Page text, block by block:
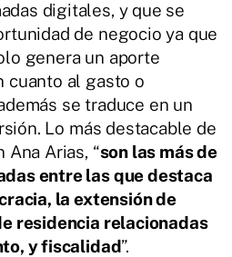
digitales, y que se
de negocio ya que
genera un aporte
cuanto al gasto o
se traduce en un
Lo más destacable de
Ana Arias, “son las más de
entre las que destaca
la extensión de
residencia relacionadas
y fiscalidad”.